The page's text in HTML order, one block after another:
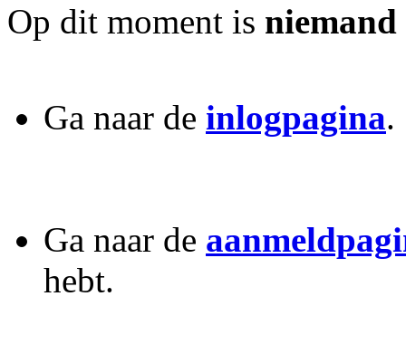
Op dit moment is niemand
Ga naar de inlogpagina.
Ga naar de
hebt.